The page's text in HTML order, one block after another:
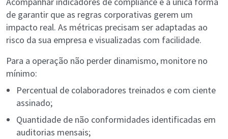
de garantir que as regras corporativas gerem um
impacto real. As métricas precisam ser adaptadas ao
risco da sua empresa e visualizadas com facilidade.
Para a operação não perder dinamismo, monitore no
mínimo:
Percentual de colaboradores treinados e com ciente
assinado;
Quantidade de não conformidades identificadas em
auditorias mensais;